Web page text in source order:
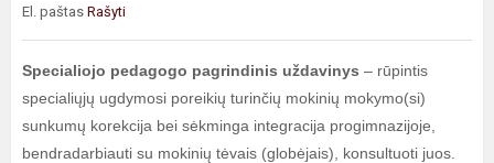
El. paštas Rašyti
Specialiojo pedagogo pagrindinis uždavinys – rūpintis
specialiųjų ugdymosi poreikių turinčių mokinių mokymo(si)
sunkumų korekcija bei sėkminga integracija progimnazijoje,
bendradarbiauti su mokinių tėvais (globėjais), konsultuoti juos.